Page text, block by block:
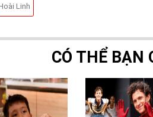
Linh
CÓ THỂ BẠN